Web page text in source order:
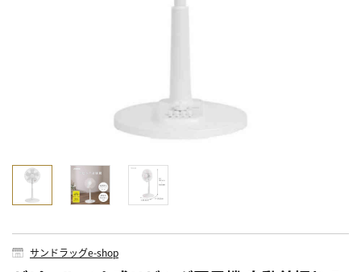
サンドラッグe-shop